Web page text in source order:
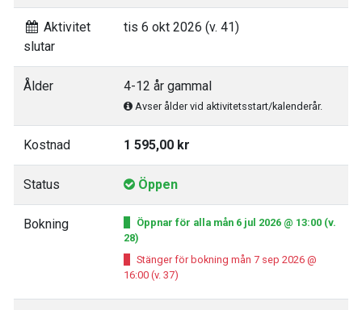
Aktivitet
slutar
tis 6 okt 2026 (v. 41)
Ålder 4-12 år gammal
Avser ålder vid aktivitetsstart/kalenderår.
Kostnad 1 595,00 kr
Status Öppen
Bokning
Öppnar för alla mån 6 jul 2026 @ 13:00 (v.
28)
Stänger för bokning mån 7 sep 2026 @
16:00 (v. 37)